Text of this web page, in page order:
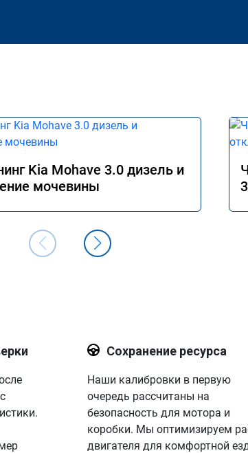
Kia Mohave 3.0 дизель и
мочевины
Сохранение ресурса
Наши калибровки в первую
очередь рассчитаны на
безопасность для мотора и
коробки. Мы оптимизируем
двигателя для комфортной